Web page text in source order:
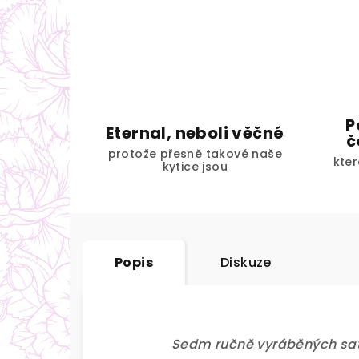
Eternal, neboli věčné
protože přesně takové naše
kytice jsou
Popis Diskuze
Sedm ručně vyráběných